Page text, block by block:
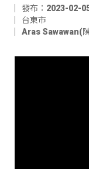
發布：2023-02-
台東市
Aras Sawawan(